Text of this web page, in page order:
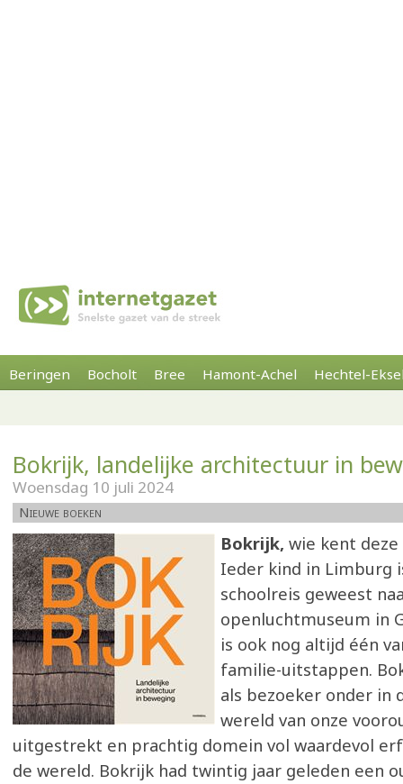
Beringen Bocholt Bree Hamont-Achel Hechtel-
Bokrijk, landelijke architectuur in
Woensdag 10 juli 2024
Nieuwe boeken
Bokrijk, wie kent
Ieder kind in Limburg
schoolreis geweest
openluchtmuseum in
is ook nog altijd één
familie-uitstappen.
als bezoeker onder in
wereld van onze
uitgestrekt en prachtig domein vol waardevol
de wereld. Bokrijk had twintig jaar geleden een